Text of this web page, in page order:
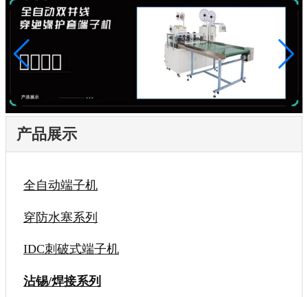
产品展示
全自动端子机
穿防水塞系列
IDC刺破式端子机
沾锡/焊接系列